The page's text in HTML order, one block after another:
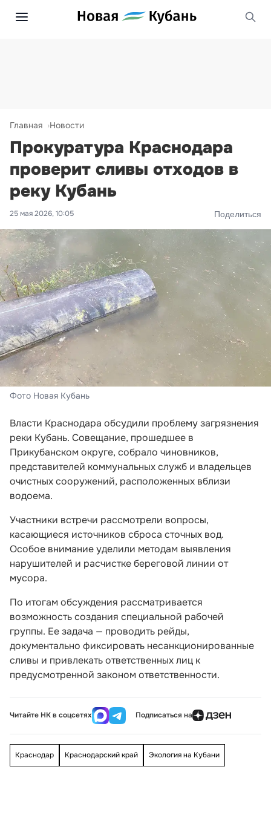
Главная Новости
Прокуратура Краснодара
проверит сливы отходов в
реку Кубань
25 мая 2026, 10:05 Поделиться
Фото Новая Кубань
Власти Краснодара обсудили проблему загрязнения
реки Кубань. Совещание, прошедшее в
Прикубанском округе, собрало чиновников,
представителей коммунальных служб и владельцев
очистных сооружений, расположенных вблизи
водоема.
Участники встречи рассмотрели вопросы,
касающиеся источников сброса сточных вод.
Особое внимание уделили методам выявления
нарушителей и расчистке береговой линии от
мусора.
По итогам обсуждения рассматривается
возможность создания специальной рабочей
группы. Ее задача — проводить рейды,
документально фиксировать несанкционированные
сливы и привлекать ответственных лиц к
предусмотренной законом ответственности.
Читайте НК в соцсетях Подписаться на
Краснодар Краснодарский край Экология на Кубани